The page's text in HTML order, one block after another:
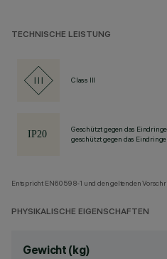
TECHNISCHE LEISTUNG
Class III
Geschützt gegen das
geschützt gegen das
Entspricht EN60598-1 und den geltenden
PHYSIKALISCHE EIGENSCHAFTEN
Gewicht (kg)